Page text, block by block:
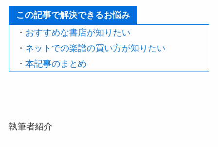
この記事で解決できるお悩み
・ おすすめな書店が知りたい
・ ネットでの楽譜の買い方が知りたい
・ 本記事のまとめ
執筆者紹介